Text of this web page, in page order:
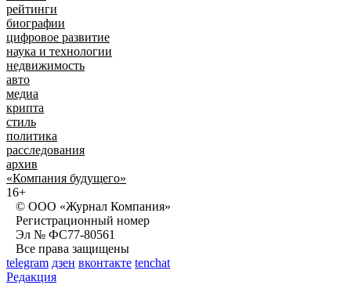
рейтинги
биографии
цифровое развитие
наука и технологии
недвижимость
авто
медиа
крипта
стиль
политика
расследования
архив
«Компания будущего»
16+
© ООО «Журнал Компания»
Регистрационный номер
Эл № ФС77-80561
Все права защищены
telegram дзен вконтакте tenchat
Редакция